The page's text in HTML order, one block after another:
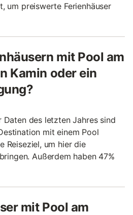
um preiswerte Ferienhäuser
mit Pool am
Kamin oder ein
Daten des letzten Jahres sind
mit einem Pool
Reiseziel, um hier die
Außerdem haben 47%
mit Pool am